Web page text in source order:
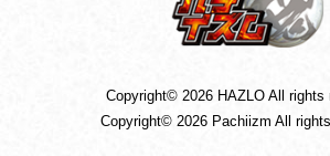
Copyright© 2026 HAZLO All rights
Copyright© 2026 Pachiizm All